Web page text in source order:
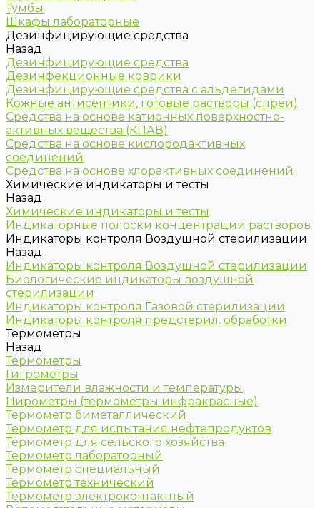
Тумбы
Шкафы лабораторные
Дезинфицирующие средства
Назад
Дезинфицирующие средства
Дезинфекционные коврики
Дезинфицирующие средства с альдегидами
Кожные антисептики, готовые растворы (спреи)
Средства на основе катионных поверхностно-
активных вещества (КПАВ)
Средства на основе кислородактивных
соединений
Средства на основе хлорактивных соединений
Химические индикаторы и тесты
Назад
Химические индикаторы и тесты
Индикаторные полоски концентрации растворов
Индикаторы контроля Воздушной стерилизации
Назад
Индикаторы контроля Воздушной стерилизации
Биологические индикаторы воздушной
стерилизации
Индикаторы контроля Газовой стерилизации
Индикаторы контроля предстерил. обработки
Термометры
Назад
Термометры
Гигрометры
Измерители влажности и температуры
Пирометры (термометры инфракрасные)
Термометр биметаллический
Термометр для испытания нефтепродуктов
Термометр для сельского хозяйства
Термометр лабораторный
Термометр специальный
Термометр технический
Термометр электроконтактный